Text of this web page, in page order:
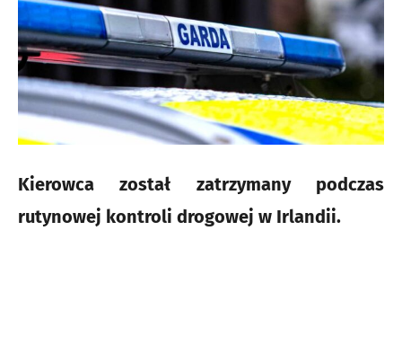
Kierowca został zatrzymany podczas
rutynowej kontroli drogowej w Irlandii.